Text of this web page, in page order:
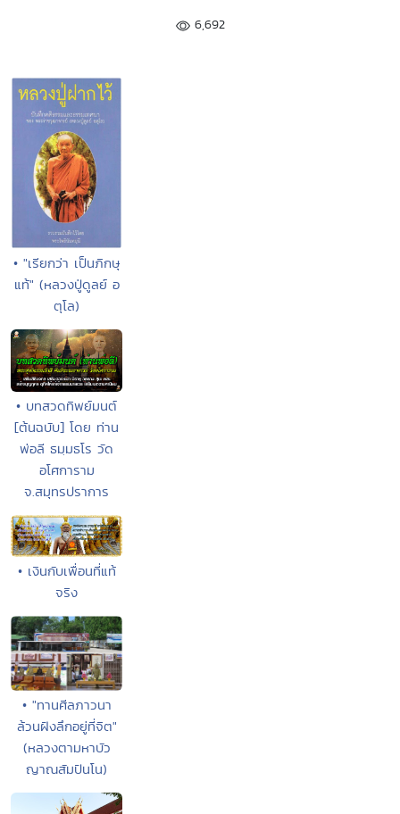
6,692
• "เรียกว่า เป็นภิกษุ
แท้" (หลวงปู่ดูลย์ อ
ตุโล)
• บทสวดทิพย์มนต์
[ต้นฉบับ] โดย ท่าน
พ่อลี ธมฺมธโร วัด
อโศการาม
จ.สมุทรปราการ
• เงินกับเพื่อนที่แท้
จริง
• "ทานศีลภาวนา
ล้วนฝังลึกอยู่ที่จิต"
(หลวงตามหาบัว
ญาณสัมปันโน)